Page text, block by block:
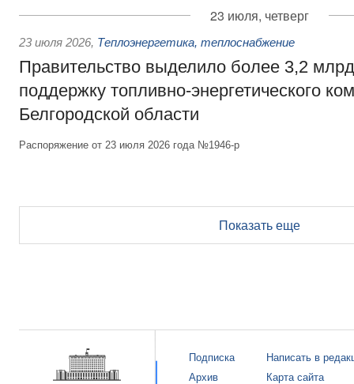
23 июля, четверг
23 июля 2026, Теплоэнергетика, теплоснабжение
Правительство выделило более 3,2
поддержку топливно-энергетического
Белгородской области
Распоряжение от 23 июля 2026 года №1946-р
Показать еще
Подписка
Архив
Написать в
Карта сайта